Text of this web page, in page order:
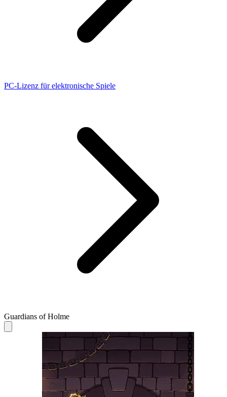
PC-Lizenz für elektronische Spiele
Guardians of Holme